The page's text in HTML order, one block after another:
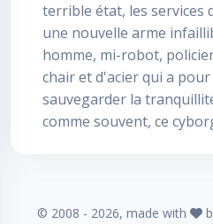
terrible état, les services
une nouvelle arme
homme, mi-robot,
chair et d'acier qui a
sauvegarder la
comme souvent, ce
© 2008 - 2026, made with